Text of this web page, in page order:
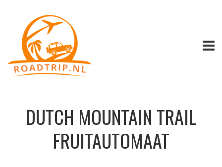
DUTCH MOUNTAIN TRAIL
FRUITAUTOMAAT